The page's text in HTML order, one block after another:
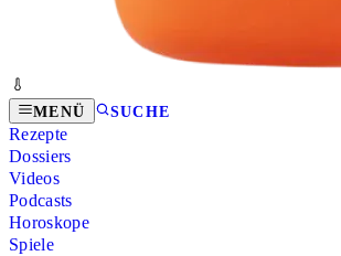
MENÜ SUCHE
Rezepte
Dossiers
Videos
Podcasts
Horoskope
Spiele